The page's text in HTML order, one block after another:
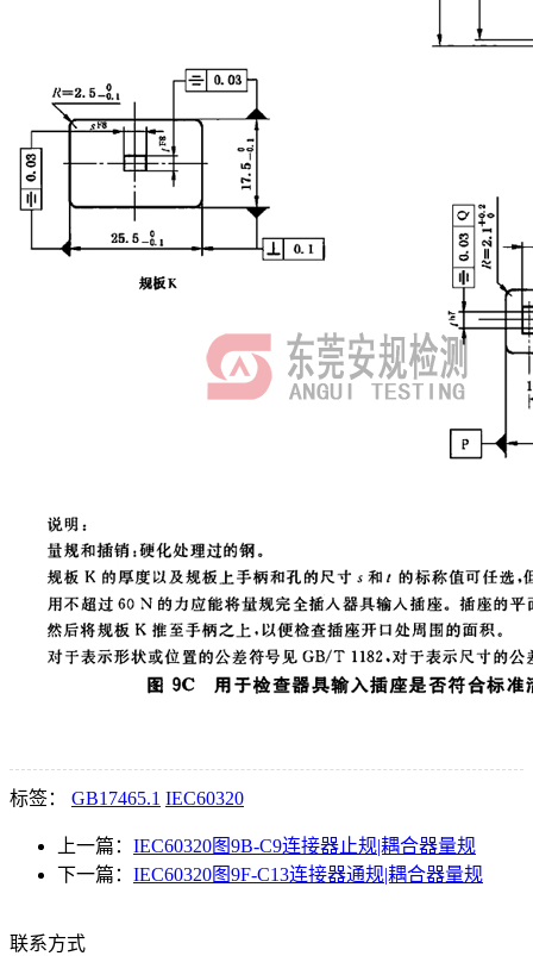
标签： GB17465.1 IEC60320
上一篇： IEC60320图9B-C9连接器止规|耦合器量规
下一篇： IEC60320图9F-C13连接器通规|耦合器量规
联系方式